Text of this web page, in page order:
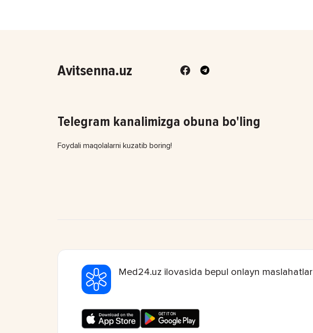
Avitsenna.uz
Telegram kanalimizga obuna bo'ling
Foydali maqolalarni kuzatib boring!
Med24.uz ilovasida bepul onlayn maslahatlar